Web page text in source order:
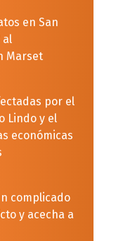
en San
al
Marset
por el
Lindo y el
económicas
complicado
y acecha a